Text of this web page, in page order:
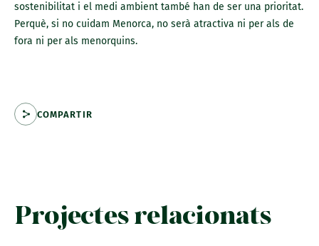
sostenibilitat i el medi ambient també han de ser una prioritat.
Perquè, si no cuidam Menorca, no serà atractiva ni per als de
fora ni per als menorquins.
COMPARTIR
Projectes relacionats